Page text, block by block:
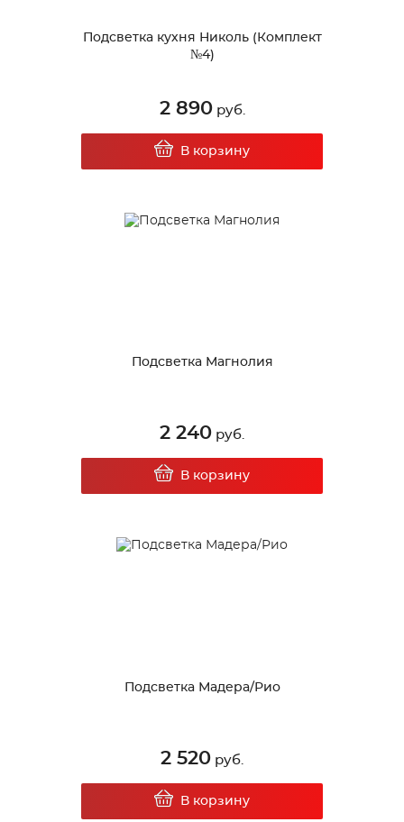
Подсветка кухня Николь (Комплект
№4)
2 890руб.
В корзину
Подсветка Магнолия
2 240 руб.
В корзину
Подсветка Мадера/Рио
2 520 руб.
В корзину